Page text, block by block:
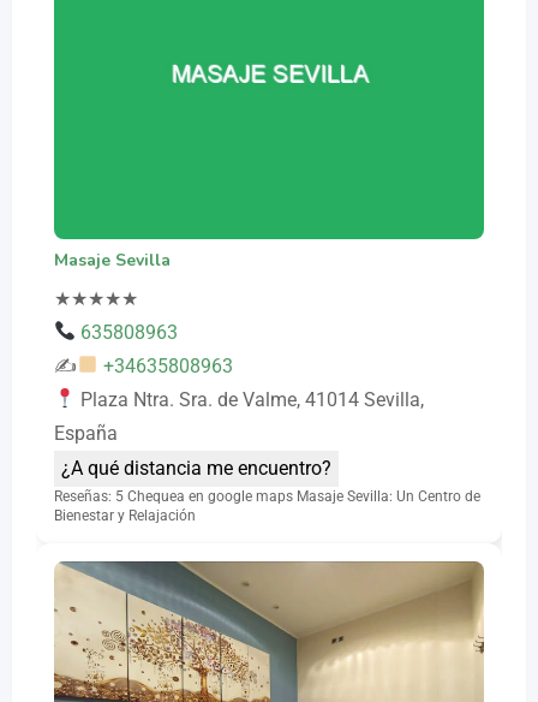
Masaje Sevilla
★★★★★
635808963
✍
+34635808963
Plaza Ntra. Sra. de Valme, 41014 Sevilla,
España
¿A qué distancia me encuentro?
Reseñas: 5 Chequea en google maps Masaje Sevilla: Un Centro de
Bienestar y Relajación